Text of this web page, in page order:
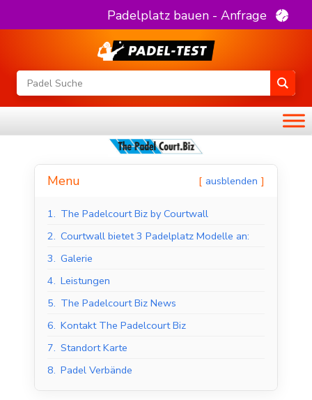
Padelplatz bauen - Anfrage
Menu ausblenden
1. The Padelcourt Biz by Courtwall
2. Courtwall bietet 3 Padelplatz Modelle an:
3. Galerie
4. Leistungen
5. The Padelcourt Biz News
6. Kontakt The Padelcourt Biz
7. Standort Karte
8. Padel Verbände